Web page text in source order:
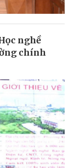
nghề
chính